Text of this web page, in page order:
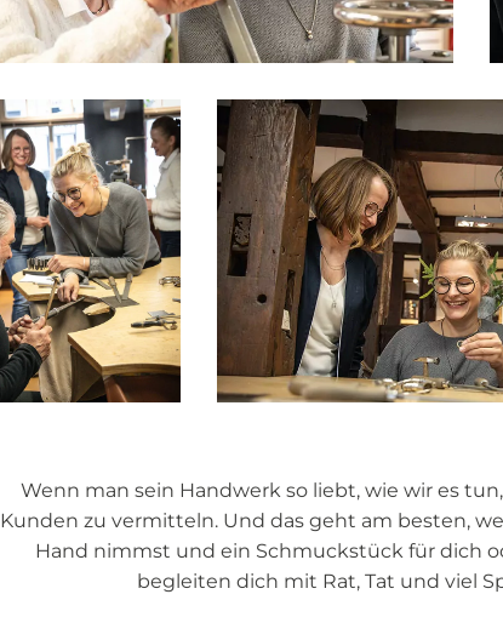
Wenn man sein Handwerk so liebt, wie wir es
Kunden zu vermitteln. Und das geht am besten,
Hand nimmst und ein Schmuckstück für dich
begleiten dich mit Rat, Tat und viel